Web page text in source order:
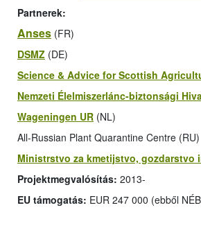
Partnerek:
Anses (FR)
DSMZ (DE)
Science & Advice for Scottish
Nemzeti Élelmiszerlánc-biztonsági
Wageningen UR (NL)
All-Russian Plant Quarantine Centre (RU)
Ministrstvo za kmetijstvo, gozdarstvo
Projektmegvalósítás: 2013-
EU támogatás: EUR 247 000 (ebből